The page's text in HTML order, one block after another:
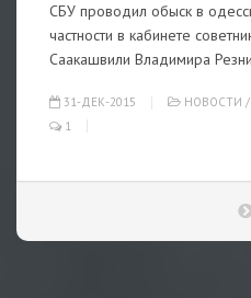
СБУ проводил обыск в
частности в кабинете
Саакашвили Владимира
31-ДЕК-2015 НОВОСТИ /
1